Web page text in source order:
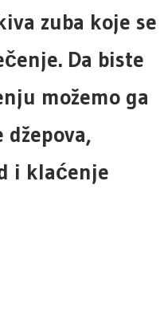
zuba koje se
Da biste
možemo ga
i klaćenje